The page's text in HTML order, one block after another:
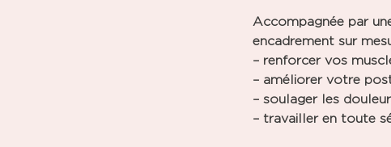
Accompagnée par
encadrement sur
– renforcer vos
– améliorer votre
– soulager les
– travailler en toute